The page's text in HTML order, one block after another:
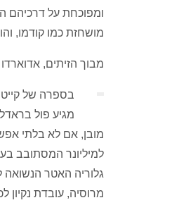
ומפוכחת על דרכיהם
מושחזת כמו קודמו,
מבוך הזיתים, אדוארדו
בספרה של
מגיע פול
מובן, אם לא בלתי
למיליונר המסתובב
גלוריה האטר הנשואה
מרוסיה, עובדת נקיון